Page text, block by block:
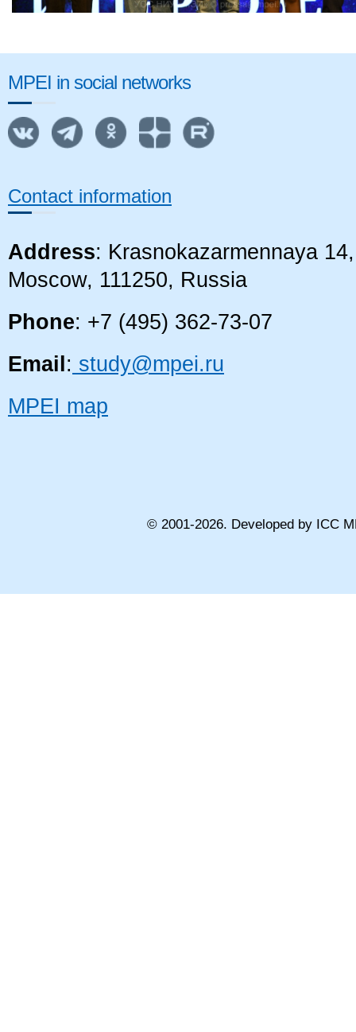
MPEI in social networks
Contact information
Address: Krasnokazarmennaya
Moscow, 111250, Russia
Phone: +7 (495) 362-73-07
Email : study@mpei.ru
MPEI map
© 2001-2026. Developed by ICC